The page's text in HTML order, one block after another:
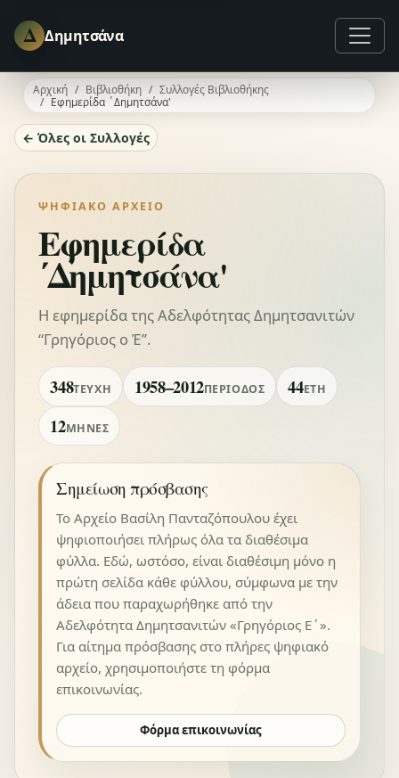
Δ Δημητσάνα
Αρχική Βιβλιοθήκη
Συλλογές Βιβλιοθήκης
Εφημερίδα ΄Δημητσάνα'
← Όλες οι Συλλογές
ΨΗΦΙΑΚΌ ΑΡΧΕΊΟ
Εφημερίδα
΄Δημητσάνα'
Η εφημερίδα της Αδελφότητας Δημητσανιτών
“Γρηγόριος ο Έ”.
348ΤΕΎΧΗ 1958–2012ΠΕΡΊΟΔΟΣ 44ΈΤΗ
12ΜΉΝΕΣ
Σημείωση πρόσβασης
Το Αρχείο Βασίλη Πανταζόπουλου έχει
ψηφιοποιήσει πλήρως όλα τα διαθέσιμα
φύλλα. Εδώ, ωστόσο, είναι διαθέσιμη μόνο η
πρώτη σελίδα κάθε φύλλου, σύμφωνα με την
άδεια που παραχωρήθηκε από την
Αδελφότητα Δημητσανιτών «Γρηγόριος Ε΄».
Για αίτημα πρόσβασης στο πλήρες ψηφιακό
αρχείο, χρησιμοποιήστε τη φόρμα
επικοινωνίας.
Φόρμα επικοινωνίας